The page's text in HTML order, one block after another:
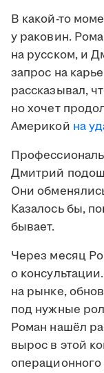
В какой-то
у раковин.
на русском, и
запрос на
рассказывал,
но хочет
Америкой на
Дмитрий
Они
Казалось бы,
бывает.
Через месяц
о
на рынке,
под нужные
Роман нашёл
вырос в этой